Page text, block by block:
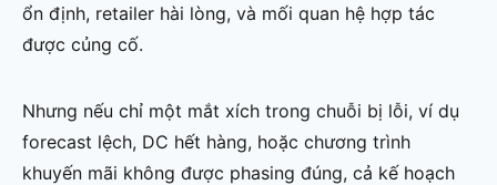
ổn định, retailer hài lòng, và mối quan hệ hợp tác
được củng cố.
Nhưng nếu chỉ một mắt xích trong chuỗi bị lỗi, ví dụ
forecast lệch, DC hết hàng, hoặc chương trình
khuyến mãi không được phasing đúng, cả kế hoạch